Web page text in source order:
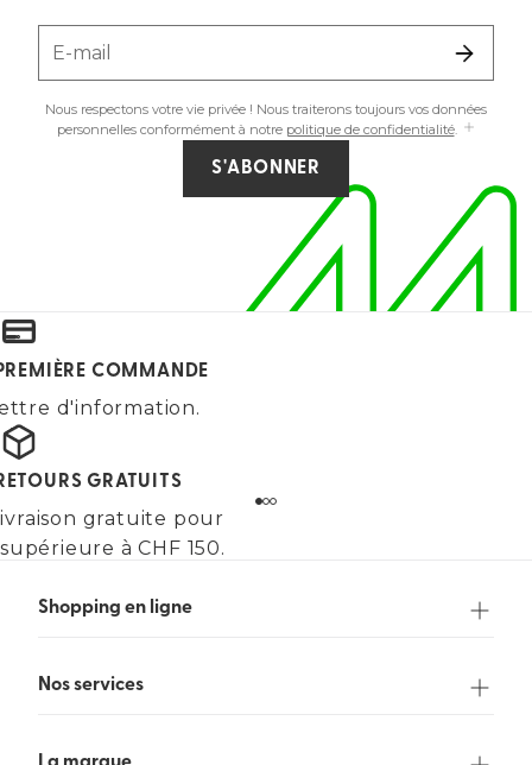
E-mail
Nous respectons votre vie privée ! Nous traiterons toujours vos données
personnelles conformément à notre politique de confidentialité.
S'ABONNER
COMMANDE
d'information.
GRATUITS
gratuite pour
à CHF 150.
Shopping en ligne
Nos services